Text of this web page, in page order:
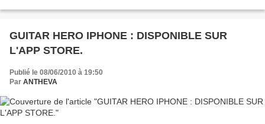
GUITAR HERO IPHONE : DISPONIBLE SUR
L'APP STORE.
Publié le 08/06/2010 à 19:50
Par ANTHEVA